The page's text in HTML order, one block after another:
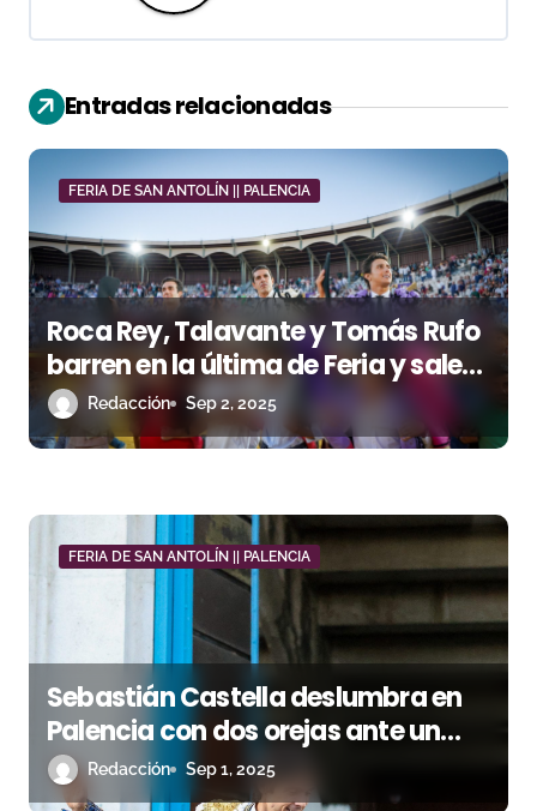
c
i
ó
n
d
e
e
n
t
a
d
a
s
Entradas relacionadas
FERIA DE SAN ANTOLÍN || PALENCIA
Roca Rey, Talavante y Tomás Rufo
barren en la última de Feria y salen
a hombros en una tarde redonda
Redacción Sep 2, 2025
FERIA DE SAN ANTOLÍN || PALENCIA
Sebastián Castella deslumbra en
Palencia con dos orejas ante un
gran toro de Cuvillo
Redacción Sep 1, 2025